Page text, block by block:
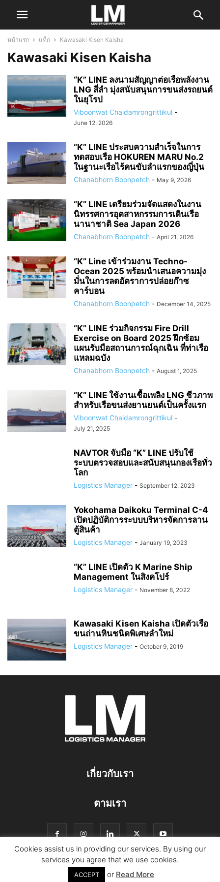
หน้าแรก แท็ก Kawasaki Kisen Kaisha
Kawasaki Kisen Kaisha
“K” LINE ลงนามสัญญาต่อเรือพลังงาน
LNG สี่ลำ มุ่งสนับสนุนการขนส่งรถยนต์
ในยุโรป
Viboonwat Chaidamrongrittikul -
June 12, 2026
“K” LINE ประสบความสำเร็จในการ
ทดสอบเรือ HOKUREN MARU No.2
ในฐานะเรือไร้คนขับลำแรกของญี่ปุ่น
Chanabhorn Boonpetch - May 9, 2026
“K” LINE เตรียมร่วมจัดแสดงในงาน
นิทรรศการอุตสาหกรรมการเดินเรือ
นานาชาติ Sea Japan 2026
Chanabhorn Boonpetch - April 21, 2026
“K” Line เข้าร่วมงาน Techno-
Ocean 2025 พร้อมนำเสนอความมุ่ง
มั่นในการลดอัตราการปล่อยก๊าซ
คาร์บอน
Chanabhorn Boonpetch - December 14, 2025
“K” LINE ร่วมกิจกรรม Fire Drill
Exercise on Board 2025 ฝึกซ้อม
แผนรับมือสถานการณ์ฉุกเฉิน ที่ท่าเรือ
แหลมฉบัง
Chanabhorn Boonpetch - August 1, 2025
“K” LINE ใช้งานเชื้อเพลิง LNG ชีวภาพ
สำหรับเรือขนส่งยานยนต์เป็นครั้งแรก
Viboonwat Chaidamrongrittikul -
July 21, 2025
NAVTOR จับมือ “K” LINE ปรับใช้
ระบบตรวจสอบและสนับสนุนกองเรือทั่ว
โลก
Logistics Manager - September 12, 2023
Yokohama Daikoku Terminal C-4
เปิดปฏิบัติการระบบบริหารจัดการลาน
ตู้สินค้า
Logistics Manager - January 19, 2023
“K” LINE เปิดตัว K Marine Ship
Management ในสิงคโปร์
Logistics Manager - November 8, 2022
Kawasaki Kisen Kaisha เปิดตัวเรือ
ขนถ่านหินชนิดพิเศษลำใหม่
Logistics Manager - October 9, 2019
เกี่ยวกับเรา
ตามเรา
© Copyright Logistics Manager
Cookies assist us in providing our services. By using our
services you agree that we use cookies.
ACCEPT or Read More